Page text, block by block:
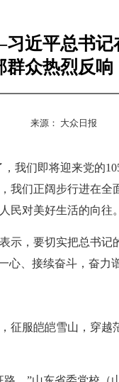
近平总书记
群众热烈反响
来源： 大众日报
我们即将迎来党的
我们正阔步行进在全
民对美好生活的向往。
示，要切实把总书记
、接续奋斗，奋力
征服皑皑雪山，穿